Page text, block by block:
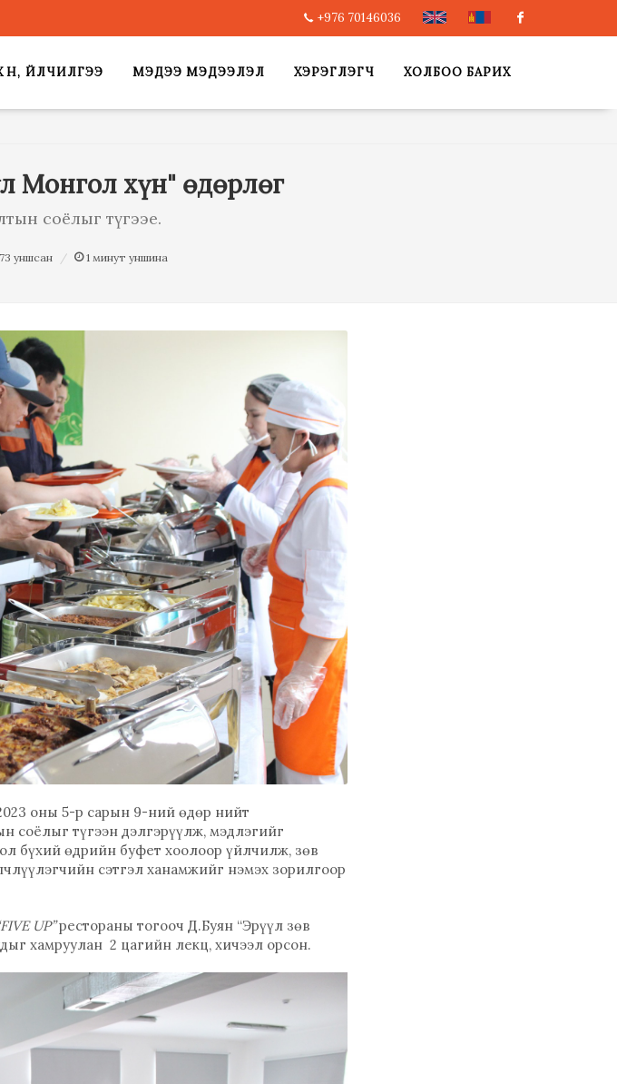
+976 70146036
ҮЙЛЧИЛГЭЭ МЭДЭЭ МЭДЭЭЛЭЛ ХЭРЭГЛЭГЧ ХОЛБОО БАРИХ
Монгол хүн" өдөрлөг
соёлыг түгээе.
уншсан 1 минут уншина
оны 5-р сарын 9-ний өдөр нийт
соёлыг түгээн дэлгэрүүлж, мэдлэгийг
бүхий өдрийн буфет хоолоор үйлчилж, зөв
сэтгэл ханамжийг нэмэх зорилгоор
FIVE UP”рестораны тогооч Д.Буян “Эрүүл зөв
хамруулан 2 цагийн лекц, хичээл орсон.